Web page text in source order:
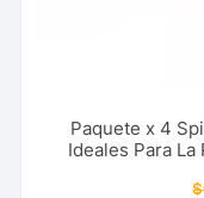
Paquete x 4
Ideales Para
$